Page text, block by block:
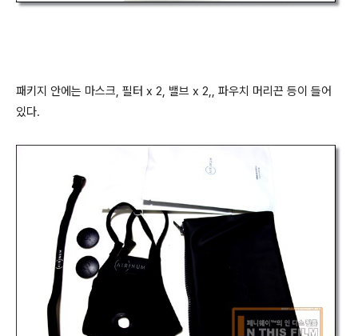
패키지 안에는 마스크, 필터 x 2, 밸브 x 2,, 파우치 머리끈 등이 들어
있다.